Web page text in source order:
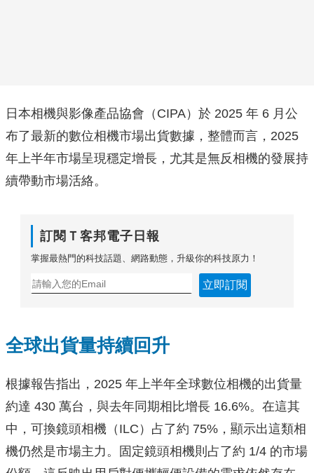
日本相機與影像產品協會（CIPA）於 2025 年 6 月公
布了最新的數位相機市場出貨數據，整體而言，2025
年上半年市場呈現穩定增長，尤其是無反相機的發展持
續帶動市場活絡。
訂閱Ｔ客邦電子日報
掌握最熱門的科技話題、網路動態，升級你的科技原力！
立即訂閱
全球出貨量持續回升
根據報告指出，2025 年上半年全球數位相機的出貨量
約達 430 萬台，與去年同期相比增長 16.6%。在這其
中，可換鏡頭相機（ILC）占了約 75%，顯示出這類相
機仍然是市場主力。固定鏡頭相機則占了約 1/4 的市場